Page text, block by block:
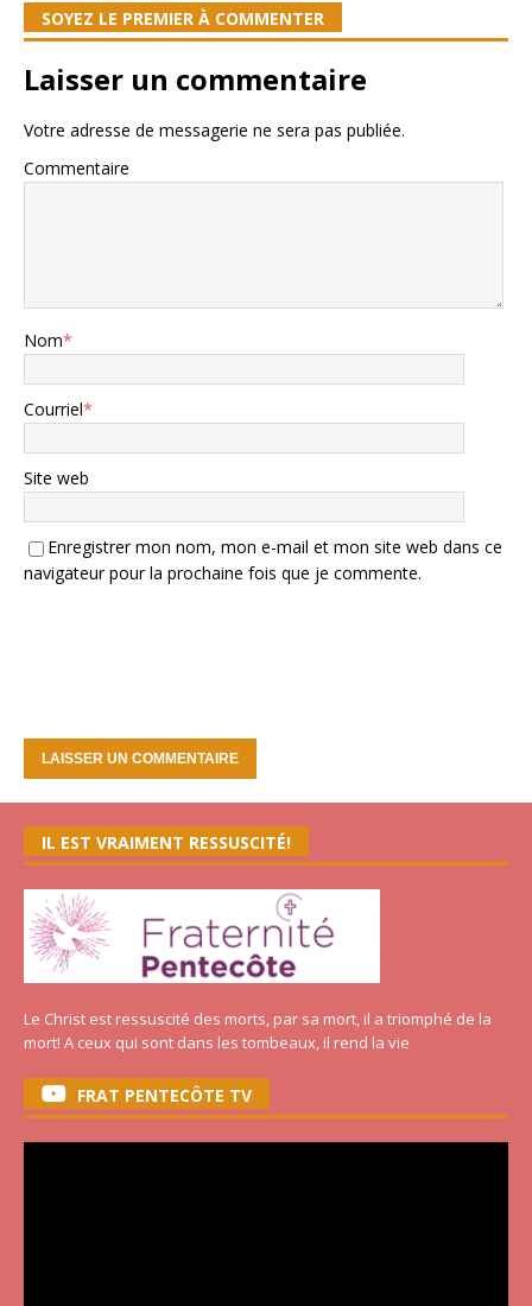
SOYEZ LE PREMIER À COMMENTER
Laisser un commentaire
Votre adresse de messagerie ne sera pas publiée.
Commentaire
Nom*
Courriel*
Site web
Enregistrer mon nom, mon e-mail et mon site web dans ce
navigateur pour la prochaine fois que je commente.
IL EST VRAIMENT RESSUSCITÉ!
Le Christ est ressuscité des morts, par sa mort, il a triomphé de la
mort! A ceux qui sont dans les tombeaux, il rend la vie
FRAT PENTECÔTE TV